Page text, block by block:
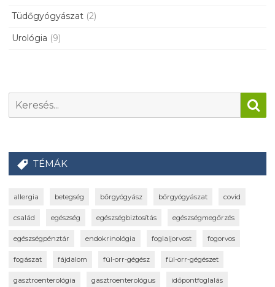
Tüdőgyógyászat (2)
Urológia (9)
TÉMÁK
allergia betegség bőrgyógyász bőrgyógyászat covid
család egészség egészségbiztosítás egészségmegőrzés
egészségpénztár endokrinológia foglaljorvost fogorvos
fogászat fájdalom fül-orr-gégész fül-orr-gégészet
gasztroenterológia gasztroenterológus időpontfoglalás